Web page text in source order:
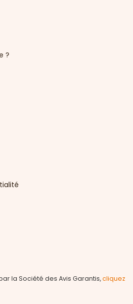
?
la Société des Avis Garantis,cliquez